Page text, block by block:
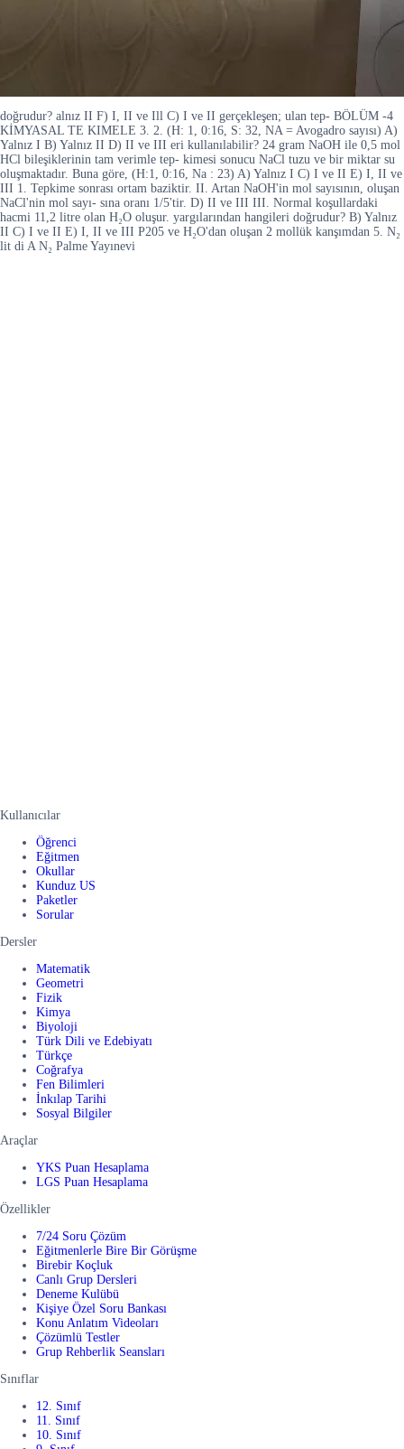
doğrudur? alnız II F) I, II ve Ill C) I ve II gerçekleşen; ulan tep- BÖLÜM -4
KİMYASAL TE KIMELE 3. 2. (H: 1, 0:16, S: 32, NA = Avogadro sayısı) A)
Yalnız I B) Yalnız II D) II ve III eri kullanılabilir? 24 gram NaOH ile 0,5 mol
HCl bileşiklerinin tam verimle tep- kimesi sonucu NaCl tuzu ve bir miktar su
oluşmaktadır. Buna göre, (H:1, 0:16, Na : 23) A) Yalnız I C) I ve II E) I, II ve
III 1. Tepkime sonrası ortam baziktir. II. Artan NaOH'in mol sayısının, oluşan
NaCl'nin mol sayı- sına oranı 1/5'tir. D) II ve III III. Normal koşullardaki
hacmi 11,2 litre olan H₂O oluşur. yargılarından hangileri doğrudur? B) Yalnız
II C) I ve II E) I, II ve III P205 ve H₂O'dan oluşan 2 mollük kanşımdan 5. N₂
lit di A N₂ Palme Yayınevi
Kullanıcılar
Öğrenci
Eğitmen
Okullar
Kunduz US
Paketler
Sorular
Dersler
Matematik
Geometri
Fizik
Kimya
Biyoloji
Türk Dili ve Edebiyatı
Türkçe
Coğrafya
Fen Bilimleri
İnkılap Tarihi
Sosyal Bilgiler
Araçlar
YKS Puan Hesaplama
LGS Puan Hesaplama
Özellikler
7/24 Soru Çözüm
Eğitmenlerle Bire Bir Görüşme
Birebir Koçluk
Canlı Grup Dersleri
Deneme Kulübü
Kişiye Özel Soru Bankası
Konu Anlatım Videoları
Çözümlü Testler
Grup Rehberlik Seansları
Sınıflar
12. Sınıf
11. Sınıf
10. Sınıf